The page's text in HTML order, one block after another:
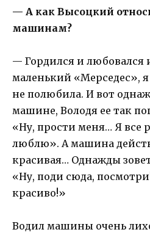
— А как Высоцкий
машинам?
— Гордился и любовался
маленький «Мерседес»,
не полюбила. И вот
машине, Володя ее так
«Ну, прости меня… Я все
люблю». А машина
красивая… Однажды
«Ну, поди сюда,
красиво!»
Водил машины очень